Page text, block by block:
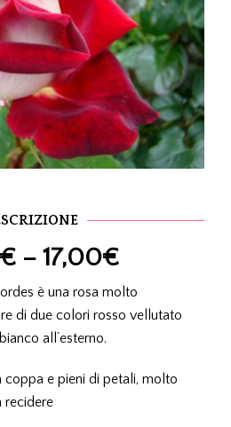
– 17,00€
è una rosa molto
di due colori rosso vellutato
all’esterno.
coppa e pieni di petali, molto
recidere